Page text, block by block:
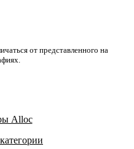
от представленного на
Alloc